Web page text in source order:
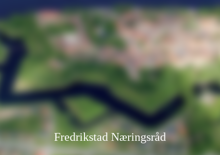
Fredrikstad Næringsråd